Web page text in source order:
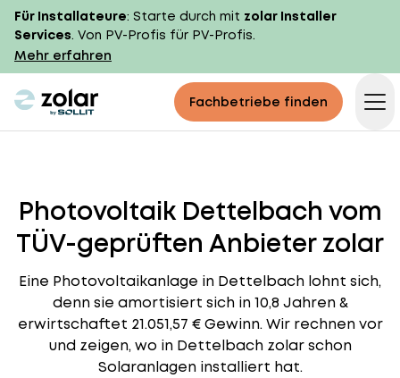
Für Installateure: Starte durch mit zolar Installer
Services. Von PV-Profis für PV-Profis.
Mehr erfahren
zolar logo Fachbetriebe finden
Photovoltaik Dettelbach vom
TÜV-geprüften Anbieter zolar
Eine Photovoltaikanlage in Dettelbach lohnt sich,
denn sie amortisiert sich in 10,8 Jahren &
erwirtschaftet 21.051,57 € Gewinn. Wir rechnen vor
und zeigen, wo in Dettelbach zolar schon
Solaranlagen installiert hat.